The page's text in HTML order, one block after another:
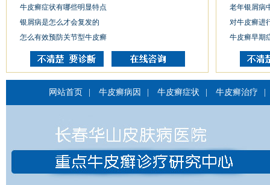
牛皮癣症状有哪些明显特点
银屑病是怎么才会复发的
怎么有效预防关节型牛皮癣
老年银屑病
对牛皮癣进
牛皮癣早期
网站首页 牛皮癣病因 牛皮癣症状 牛皮癣治疗